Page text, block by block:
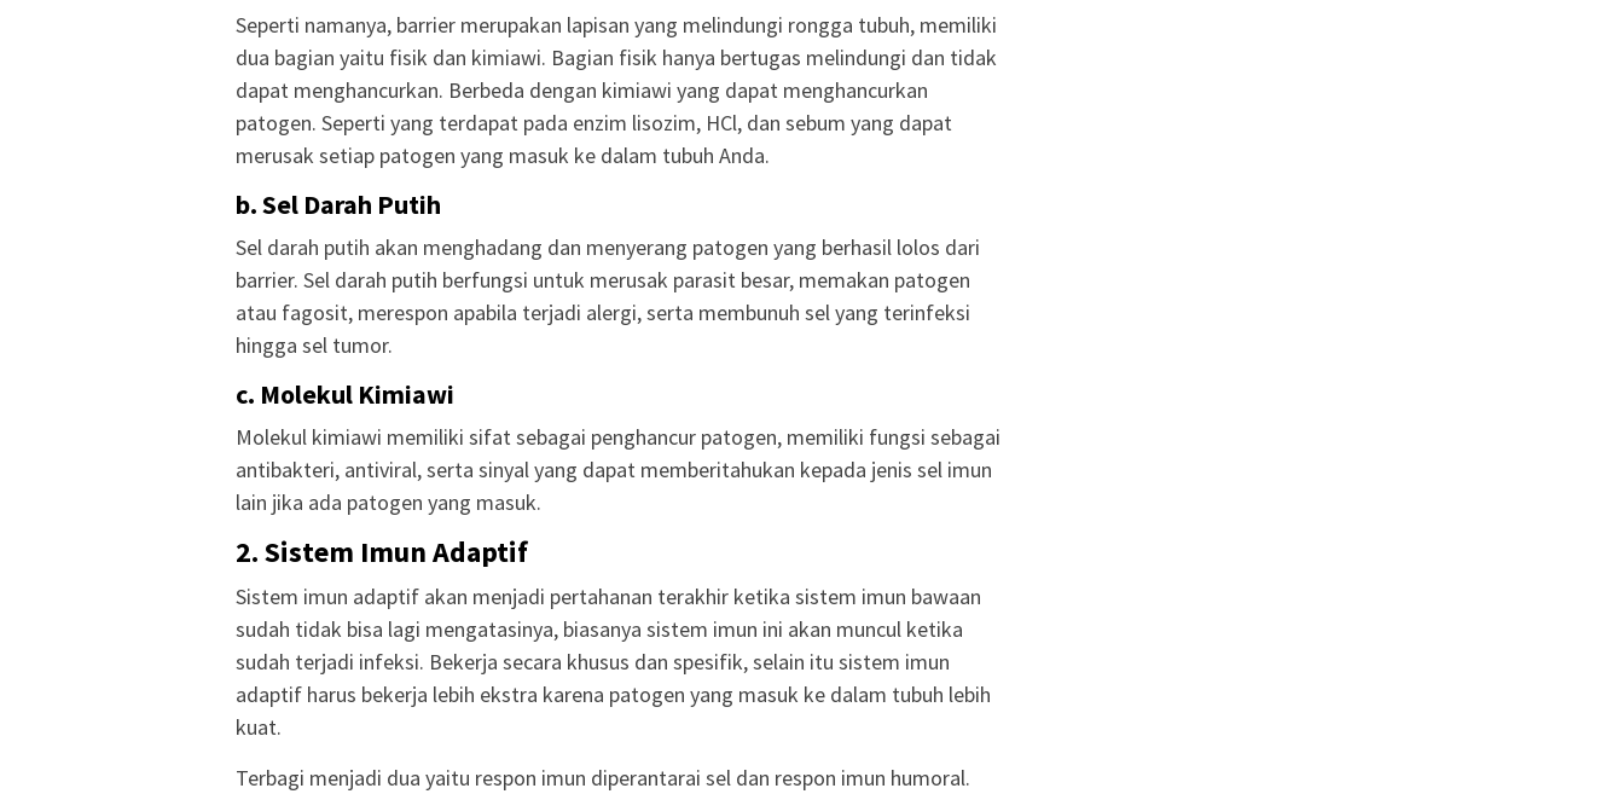
Seperti namanya, barrier merupakan lapisan yang melindungi rongga tubuh, memiliki
dua bagian yaitu fisik dan kimiawi. Bagian fisik hanya bertugas melindungi dan tidak
dapat menghancurkan. Berbeda dengan kimiawi yang dapat menghancurkan
patogen. Seperti yang terdapat pada enzim lisozim, HCl, dan sebum yang dapat
merusak setiap patogen yang masuk ke dalam tubuh Anda.
b. Sel Darah Putih
Sel darah putih akan menghadang dan menyerang patogen yang berhasil lolos dari
barrier. Sel darah putih berfungsi untuk merusak parasit besar, memakan patogen
atau fagosit, merespon apabila terjadi alergi, serta membunuh sel yang terinfeksi
hingga sel tumor.
c. Molekul Kimiawi
Molekul kimiawi memiliki sifat sebagai penghancur patogen, memiliki fungsi sebagai
antibakteri, antiviral, serta sinyal yang dapat memberitahukan kepada jenis sel imun
lain jika ada patogen yang masuk.
2. Sistem Imun Adaptif
Sistem imun adaptif akan menjadi pertahanan terakhir ketika sistem imun bawaan
sudah tidak bisa lagi mengatasinya, biasanya sistem imun ini akan muncul ketika
sudah terjadi infeksi. Bekerja secara khusus dan spesifik, selain itu sistem imun
adaptif harus bekerja lebih ekstra karena patogen yang masuk ke dalam tubuh lebih
kuat.
Terbagi menjadi dua yaitu respon imun diperantarai sel dan respon imun humoral.